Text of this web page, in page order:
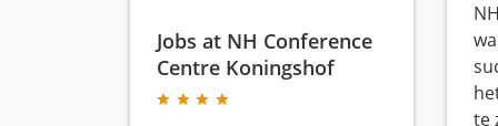
te
Jobs at NH Conference
Centre Koningshof